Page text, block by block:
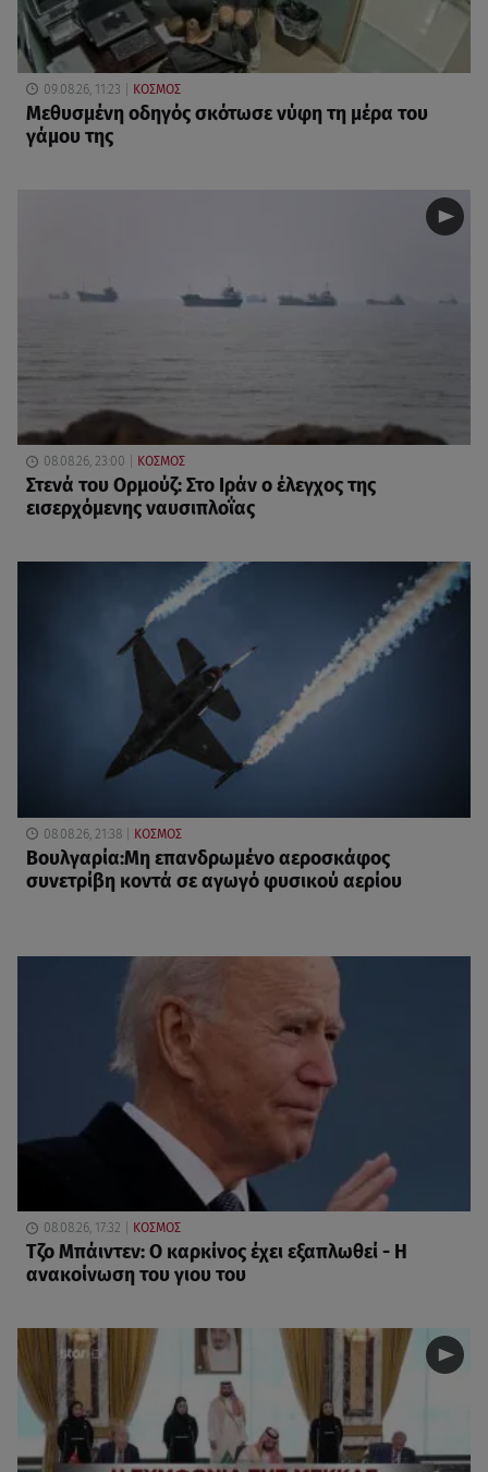
09.08.26, 11:23 ΚΟΣΜΟΣ
Μεθυσμένη οδηγός σκότωσε νύφη τη μέρα του
γάμου της
08.08.26, 23:00 ΚΟΣΜΟΣ
Στενά του Ορμούζ: Στο Ιράν ο έλεγχος της
εισερχόμενης ναυσιπλοΐας
08.08.26, 21:38 ΚΟΣΜΟΣ
Βουλγαρία:Μη επανδρωμένο αεροσκάφος
συνετρίβη κοντά σε αγωγό φυσικού αερίου
08.08.26, 17:32 ΚΟΣΜΟΣ
Τζο Μπάιντεν: Ο καρκίνος έχει εξαπλωθεί - Η
ανακοίνωση του γιου του